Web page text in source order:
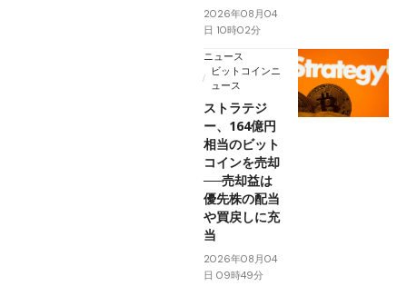
2026年08月04
日 10時02分
ニュース
ビットコインニ
ュース
ストラテジ
ー、164億円
相当のビット
コインを売却
──売却益は
優先株の配当
や買戻しに充
当
2026年08月04
日 09時49分